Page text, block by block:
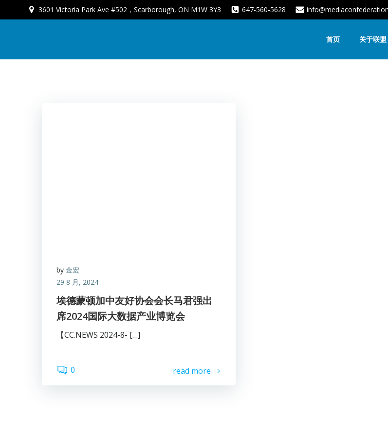
3601 Victoria Park Ave #502，Scarborough, ON M1W 3Y3 647-560-5628
首页 关于联盟
by 金宏
29 8 月, 2024
埃德蒙顿加中友好协会会长马君强出
席2024国际大数据产业博览会
【CC.NEWS 2024-8- […]
0 read more